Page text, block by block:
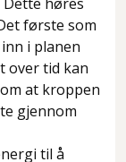
første som
i planen
over tid kan
at kroppen
gjennom
til å